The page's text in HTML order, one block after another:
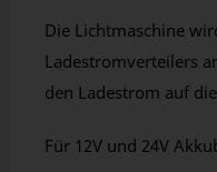
Die Lichtmaschine
Ladestromverteilers
den Ladestrom auf
Für 12V und 24V